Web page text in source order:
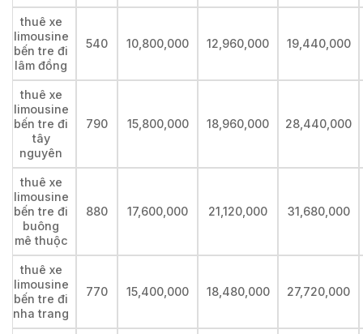
thuê xe
limousine
bến tre đi
lâm đồng
540 10,800,000 12,960,000 19,440,000
thuê xe
limousine
bến tre đi
tây
nguyên
790 15,800,000 18,960,000 28,440,000
thuê xe
limousine
bến tre đi
buông
mê thuộc
880 17,600,000 21,120,000 31,680,000
thuê xe
limousine
bến tre đi
nha trang
770 15,400,000 18,480,000 27,720,000